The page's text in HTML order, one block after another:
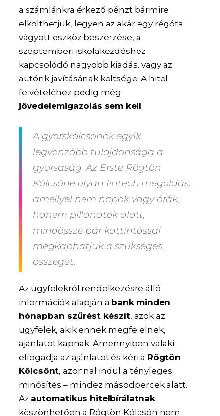
a számlánkra érkező pénzt bármire
elkölthetjük, legyen az akár egy régóta
vágyott eszköz beszerzése, a
szeptemberi iskolakezdéshez
kapcsolódó nagyobb kiadás, vagy az
autónk javításának költsége. A hitel
felvételéhez pedig még
jövedelemigazolás sem kell.
A gyorskölcsönök egyik
legvonzóbb tulajdonsága a
gyorsaság. Az Erste Rögtön
Kölcsöne olyan fintech megoldás,
amellyel nem napok vagy órák,
hanem pillanatok alatt,
mindössze pár kattintással
megkaphatjuk a szükséges
összeget.
Az ügyfelekről rendelkezésre álló
információk alapján a bank minden
hónapban szűrést készít, azok az
ügyfelek, akik ennek megfelelnek,
ajánlatot kapnak. Amennyiben valaki
elfogadja az ajánlatot és kéri a Rögtön
Kölcsönt, azonnal indul a tényleges
minősítés – mindez másodpercek alatt.
Az automatikus hitelbírálatnak
köszönhetően a Rögtön Kölcsön nem